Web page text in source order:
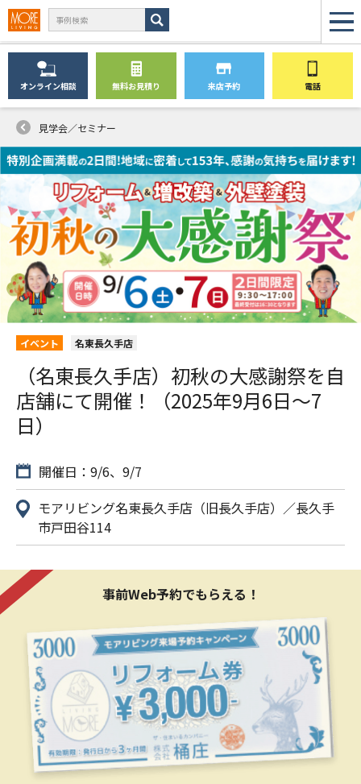
オンライン相談 無料お見積り 来店予約 電話
見学会／セミナー
イベント 名東長久手店
（名東長久手店）初秋の大感謝祭を自
店舗にて開催！（2025年9月6日〜7
日）
開催日：9/6、9/7
モアリビング名東長久手店（旧長久手店）／長久手
市戸田谷114
事前Web予約でもらえる！